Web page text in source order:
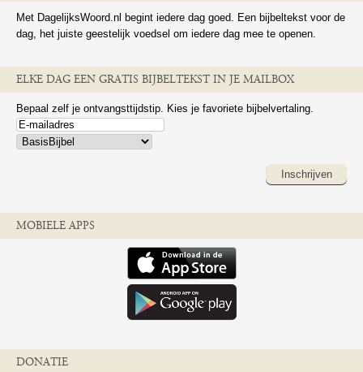
Met DagelijksWoord.nl begint iedere dag goed. Een bijbeltekst voor de
dag, het juiste geestelijk voedsel om iedere dag mee te openen.
ELKE DAG EEN GRATIS BIJBELTEKST IN JE MAILBOX
Bepaal zelf je ontvangsttijdstip. Kies je favoriete bijbelvertaling.
Inschrijven
MOBIELE APPS
DONATIE